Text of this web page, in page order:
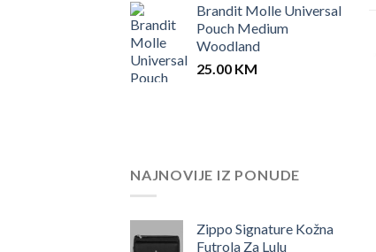
Brandit Molle Universal
Pouch Medium
Woodland
25.00 KM
NAJNOVIJE IZ PONUDE
Zippo Signature Kožna
Futrola Za Lulu